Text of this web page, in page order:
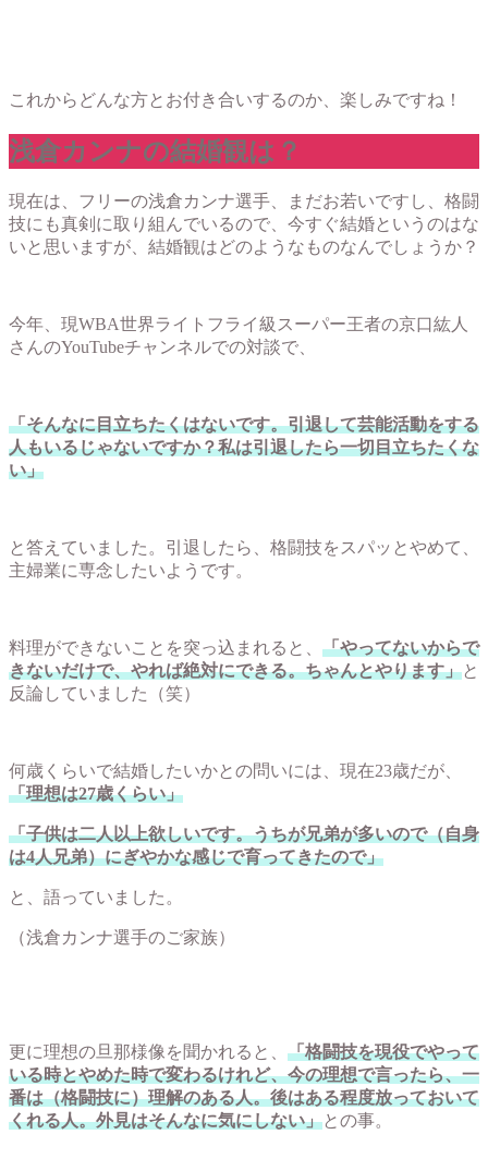
これからどんな方とお付き合いするのか、楽しみですね！
浅倉カンナの結婚観は？
現在は、フリーの浅倉カンナ選手、まだお若いですし、格闘
技にも真剣に取り組んでいるので、今すぐ結婚というのはな
いと思いますが、結婚観はどのようなものなんでしょうか？
今年、現WBA世界ライトフライ級スーパー王者の京口紘人
さんのYouTubeチャンネルでの対談で、
「そんなに目立ちたくはないです。引退して芸能活動をする
人もいるじゃないですか？私は引退したら一切目立ちたくな
い」
と答えていました。引退したら、格闘技をスパッとやめて、
主婦業に専念したいようです。
料理ができないことを突っ込まれると、 「やってないからで
きないだけで、やれば絶対にできる。ちゃんとやります」と
反論していました（笑）
何歳くらいで結婚したいかとの問いには、現在23歳だが、
「理想は27歳くらい」
「子供は二人以上欲しいです。うちが兄弟が多いので（自身
は4人兄弟）にぎやかな感じで育ってきたので」
と、語っていました。
（浅倉カンナ選手のご家族）
更に理想の旦那様像を聞かれると、 「格闘技を現役でやって
いる時とやめた時で変わるけれど、今の理想で言ったら、一
番は（格闘技に）理解のある人。後はある程度放っておいて
くれる人。外見はそんなに気にしない」との事。